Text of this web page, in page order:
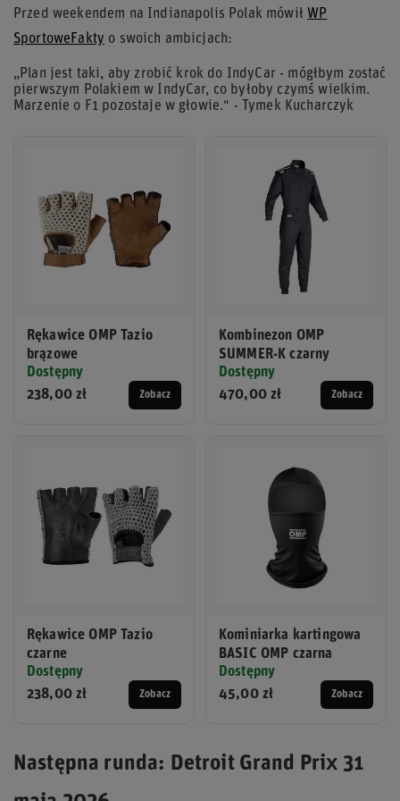
Przed weekendem na Indianapolis Polak mówił WP
SportoweFakty o swoich ambicjach:
„Plan jest taki, aby zrobić krok do IndyCar - mógłbym zostać
pierwszym Polakiem w IndyCar, co byłoby czymś wielkim.
Marzenie o F1 pozostaje w głowie." - Tymek Kucharczyk
Rękawice OMP Tazio
brązowe
Dostępny
238,00 zł
Zobacz
Kombinezon OMP
SUMMER-K czarny
Dostępny
470,00 zł
Zobacz
Rękawice OMP Tazio
czarne
Dostępny
238,00 zł
Zobacz
Kominiarka kartingowa
BASIC OMP czarna
Dostępny
45,00 zł
Zobacz
Następna runda: Detroit Grand Prix 31